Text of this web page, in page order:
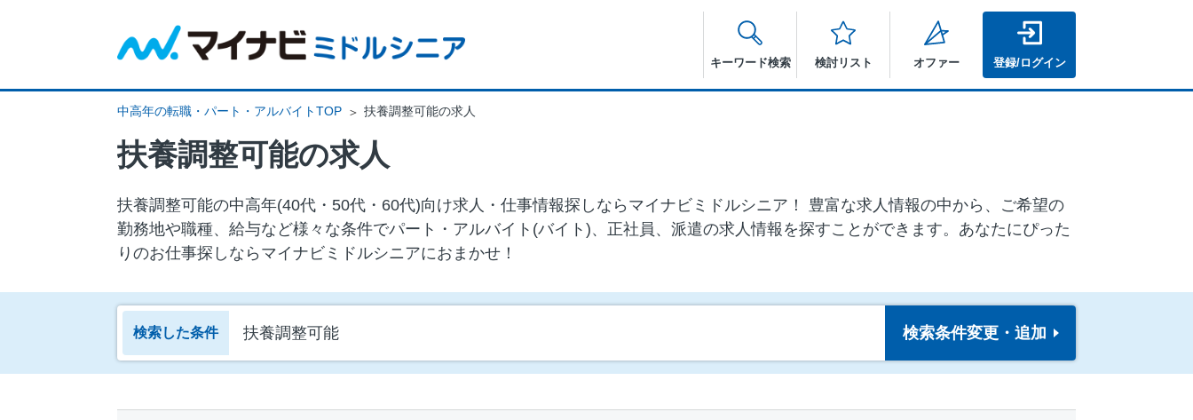
キーワード検索 検討リスト オファー 登録/ログイン
中高年の転職・パート・アルバイトTOP 扶養調整可能の求人
扶養調整可能の求人
扶養調整可能の中⾼年(40代・50代・60代)向け求⼈・仕事情報探しならマイナビミドルシニア！ 豊富な求人情報の中から、ご希望の
勤務地や職種、給与など様々な条件でパート・アルバイト(バイト)、正社員、派遣の求人情報を探すことができます。あなたにぴった
りのお仕事探しならマイナビミドルシニアにおまかせ！
検索した条件 扶養調整可能 検索条件変更・追加